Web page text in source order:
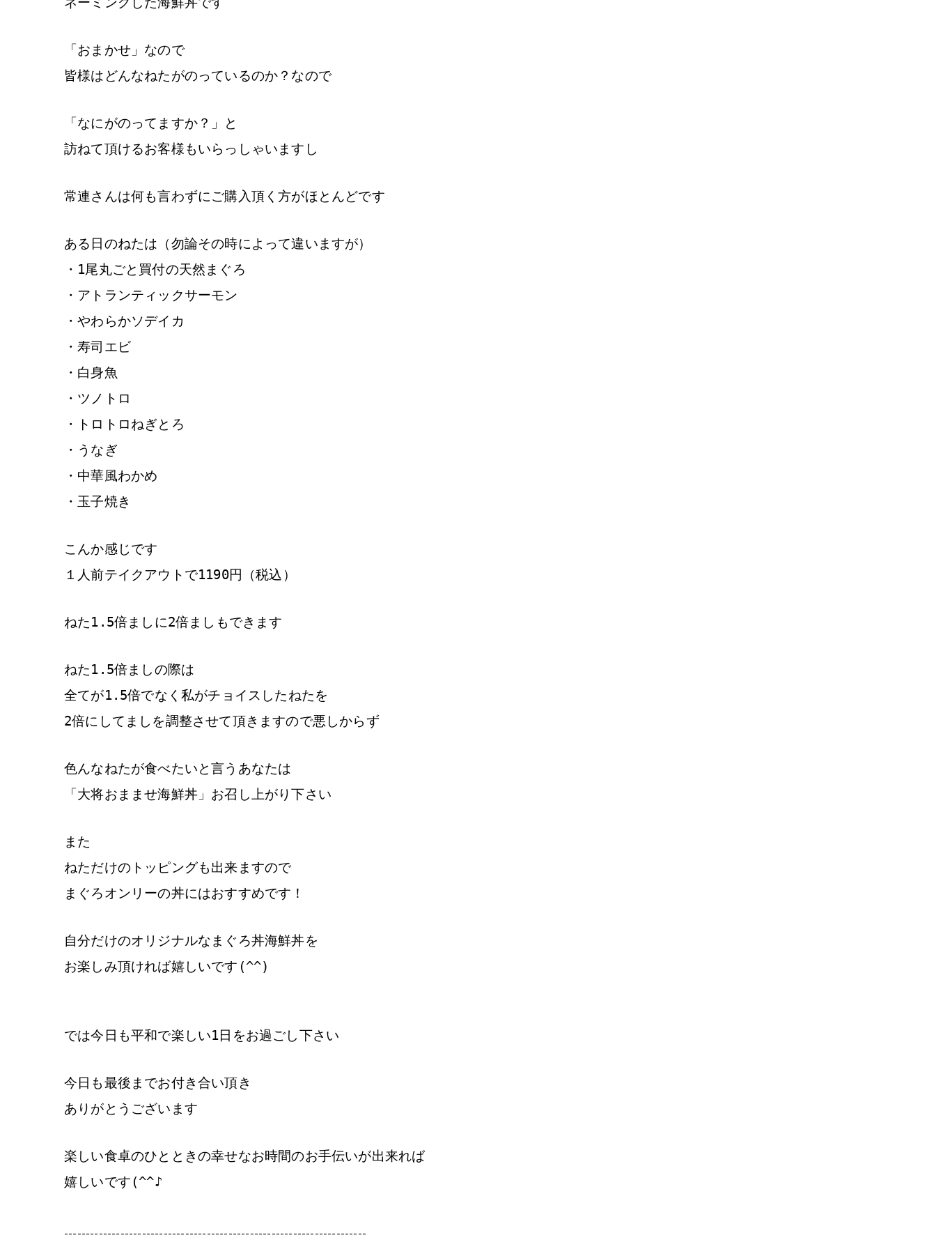
「おまかせ」なので
皆様はどんなねたがのっているのか？なので
「なにがのってますか？」と
訪ねて頂けるお客様もいらっしゃいますし
常連さんは何も言わずにご購入頂く方がほとんどです
ある日のねたは（勿論その時によって違いますが）
・1尾丸ごと買付の天然まぐろ
・アトランティックサーモン
・やわらかソデイカ
・寿司エビ
・白身魚
・ツノトロ
・トロトロねぎとろ
・うなぎ
・中華風わかめ
・玉子焼き
こんか感じです
１人前テイクアウトで1190円（税込）
ねた1.5倍ましに2倍ましもできます
ねた1.5倍ましの際は
全てが1.5倍でなく私がチョイスしたねたを
2倍にしてましを調整させて頂きますので悪しからず
色んなねたが食べたいと言うあなたは
「大将おまませ海鮮丼」お召し上がり下さい
また
ねただけのトッピングも出来ますので
まぐろオンリーの丼にはおすすめです！
自分だけのオリジナルなまぐろ丼海鮮丼を
お楽しみ頂ければ嬉しいです(^^)
では今日も平和で楽しい1日をお過ごし下さい
今日も最後までお付き合い頂き
ありがとうございます
楽しい食卓のひとときの幸せなお時間のお手伝いが出来れば
嬉しいです(^^♪
----------------------------------------------------------------------